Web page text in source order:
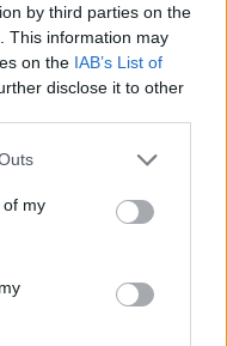
by third parties on the
This information may
on the IAB’s List of
disclose it to other
of my